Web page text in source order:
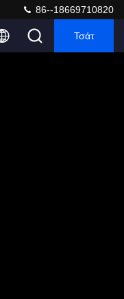
86--18669710820
Τσάτ